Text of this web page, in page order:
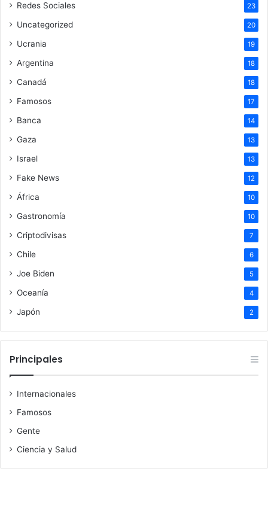
Redes Sociales 23
Uncategorized 20
Ucrania 19
Argentina 18
Canadá 18
Famosos 17
Banca 14
Gaza 13
Israel 13
Fake News 12
África 10
Gastronomía 10
Criptodivisas 7
Chile 6
Joe Biden 5
Oceanía 4
Japón 2
Principales
Internacionales
Famosos
Gente
Ciencia y Salud